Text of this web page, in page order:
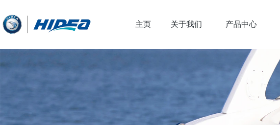
主页 关于我们 产品中心